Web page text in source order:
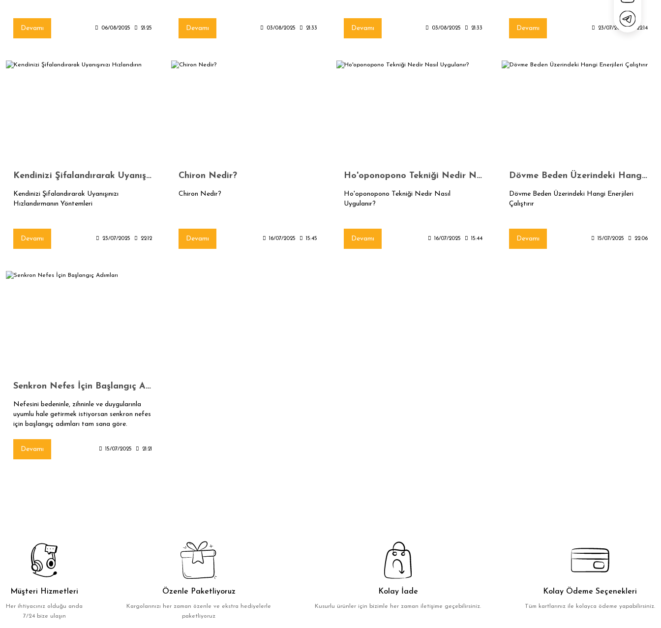
Devamı 06/08/2025 21:25 Devamı 03/08/2025 21:33 Devamı 03/08/2025 21:33 Devamı 23/07/2025 22:14
Kendinizi Şifalandırarak Uyanışınızı Hızlandırın
Kendinizi Şifalandırarak Uyanışınızı
Hızlandırmanın Yöntemleri
Devamı 23/07/2025 22:12
Chiron Nedir?
Chiron Nedir?
Devamı 16/07/2025 15:45
Ho'oponopono Tekniği Nedir Nasıl Uygulanır?
Ho'oponopono Tekniği Nedir Nasıl
Uygulanır?
Devamı 16/07/2025 15:44
Dövme Beden Üzerindeki Hangi Enerjileri Çalıştırır
Dövme Beden Üzerindeki Hangi Enerjileri
Çalıştırır
Devamı 15/07/2025 22:06
Senkron Nefes İçin Başlangıç Adımları
Nefesini bedeninle, zihninle ve duygularınla
uyumlu hale getirmek istiyorsan senkron nefes
için başlangıç adımları tam sana göre.
uygulandığında uyku kalitesini ve içsel dengeyi
önemli ölçüde destekler.
Devamı 15/07/2025 21:21
Müşteri Hizmetleri
Her ihtiyacınız olduğu anda
7/24 bize ulaşın
Özenle Paketliyoruz
Kargolarınızı her zaman özenle ve ekstra hediyelerle
paketliyoruz
Kolay İade
Kusurlu ürünler için bizimle her zaman iletişime geçebilirsiniz.
Kolay Ödeme Seçenekleri
Tüm kartlarınız ile kolayca ödeme yapabilirsiniz.